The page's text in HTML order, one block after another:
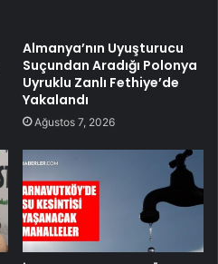
Almanya’nın Uyuşturucu
Suçundan Aradığı Polonya
Uyruklu Zanlı Fethiye’de
Yakalandı
Ağustos 7, 2026